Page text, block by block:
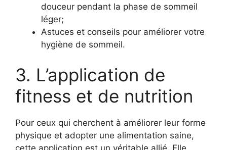
douceur pendant la phase de sommeil
léger;
Astuces et conseils pour améliorer votre
hygiène de sommeil.
3. L’application de
fitness et de nutrition
Pour ceux qui cherchent à améliorer leur forme
physique et adopter une alimentation saine,
cette application est un véritable allié. Elle